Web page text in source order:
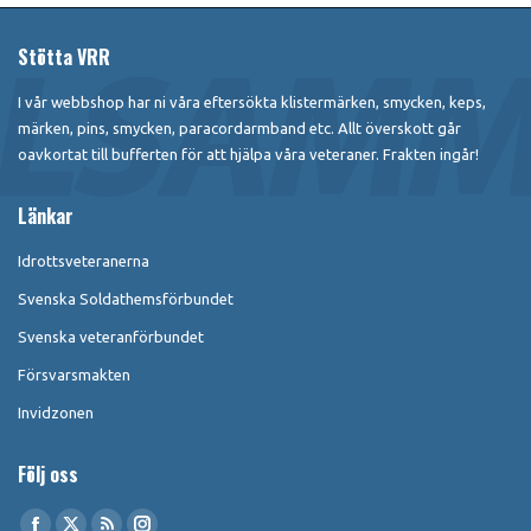
Facebook
X
PinterestLinkedIn
Stötta VRR
I vår webbshop har ni våra eftersökta klistermärken, smycken, keps,
märken, pins, smycken, paracordarmband etc. Allt överskott går
oavkortat till bufferten för att hjälpa våra veteraner. Frakten ingår!
Länkar
Idrottsveteranerna
Svenska Soldathemsförbundet
Svenska veteranförbundet
Försvarsmakten
Invidzonen
Följ oss
Find us on: